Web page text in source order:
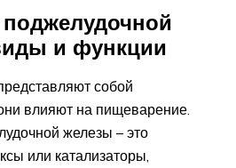
и функции
собой
влияют на пищеварение.
железы – это
или катализаторы,